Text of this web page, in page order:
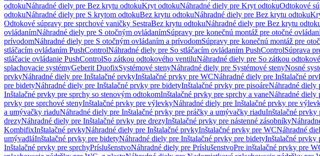
odtokuNáhradné diely pre Bez krytu odtokuKryt odtokuNáhradné diely pre Kryt odtokuOdtokové
odtokuNáhradné diely pre S krytom odtokuBez krytu odtokuNáhradné diely pre Bez krytu odtoku
Odtokové súpravy pre sprchové vaničky SestraBez krytu odtokuNáhradné diely pre Bez krytu
ovládanímNáhradné diely pre S otočným ovládanímSúpravy pre konečnú montáž pre otočné
prívodomNáhradné diely pre S otočným ovládaním a prívodomSúpravy pre konečnú montáž pre
stláčacím ovládaním PushControlNáhradné diely pre So stláčacím ovládaním PushControlSúprava
stláčacie ovládanie PushControlSo zátkou odtokového ventiluNáhradné diely pre So zátkou
splachovacie systémyGeberit DuofixSystémové stenyNáhradné diely pre Systémové stenyNosné
prvkyNáhradné diely pre Inštalačné prvkyInštalačné prvky pre WCNáhradné diely pre Inštalačné
pre bidetyNáhradné diely pre Inštalačné prvky pre bidetyInštalačné prvky pre pisoáreNáhradné diely
Inštalačné prvky pre sprchy so stenovým odtokomInštalačné prvky pre sprchy a vaneNáhradné diely
prvky pre sprchové stenyInštalačné prvky pre výlevkyNáhradné diely pre Inštalačné prvky pre
a umývačky riaduNáhradné diely pre Inštalačné prvky pre práčky a umývačky riaduInštalačné prvky
drezyNáhradné diely pre Inštalačné prvky pre drezyInštalačné prvky pre nástenné zásobníky
KombifixInštalačné prvkyNáhradné diely pre Inštalačné prvkyInštalačné prvky pre WCNáhradné
umývadláInštalačné prvky pre bidetyNáhradné diely pre Inštalačné prvky pre bidetyInštalačné prvky
Inštalačné prvky pre sprchyPríslušenstvoNáhradné diely pre PríslušenstvoPre inštalačné prvky pre